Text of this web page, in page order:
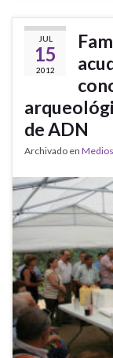
JUL
15
2012
de ADN
Archivado en